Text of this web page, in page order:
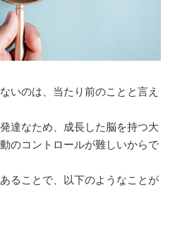
いのは、当たり前のことと言え
達なため、成長した脳を持つ大
のコントロールが難しいからで
ることで、以下のようなことが